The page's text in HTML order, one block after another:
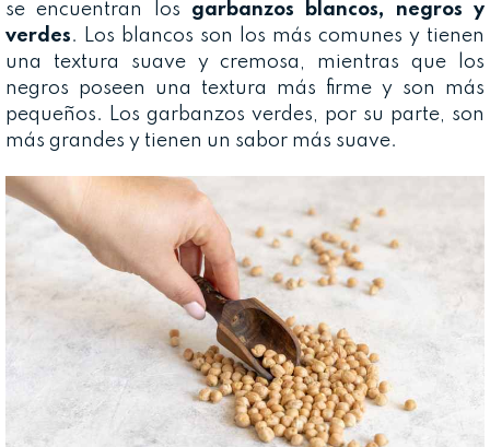
se encuentran los garbanzos blancos, negros y
verdes. Los blancos son los más comunes y tienen
una textura suave y cremosa, mientras que los
negros poseen una textura más firme y son más
pequeños. Los garbanzos verdes, por su parte, son
más grandes y tienen un sabor más suave.